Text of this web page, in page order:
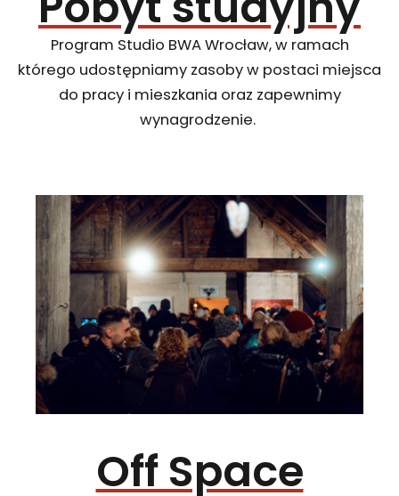
Program Studio BWA Wrocław, w ramach
którego udostępniamy zasoby w postaci miejsca
do pracy i mieszkania oraz zapewnimy
wynagrodzenie.
Off Space